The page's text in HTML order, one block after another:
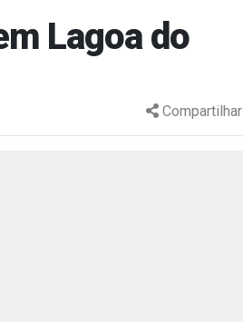
Lagoa do
Compartilhar